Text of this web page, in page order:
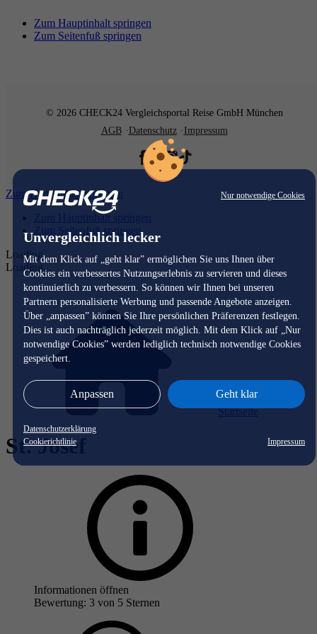
Nur notwendige Cookies
Unvergleichlich lecker
Mit dem Klick auf „geht klar” ermöglichen Sie uns Ihnen über
Cookies ein verbessertes Nutzungserlebnis zu servieren und dieses
kontinuierlich zu verbessern. So können wir Ihnen bei unseren
Partnern personalisierte Werbung und passende Angebote anzeigen.
Über „anpassen” können Sie Ihre persönlichen Präferenzen festlegen.
Dies ist auch nachträglich jederzeit möglich. Mit dem Klick auf „Nur
notwendige Cookies” werden lediglich technisch notwendige Cookies
gespeichert.
Anpassen Geht klar
Datenschutzerklärung
Cookierichtlinie
Impressum
Zum Hauptinhalt springen
Zum Seitenfuß springen
© 2026 CHECK24 Vergleichsportal Reise GmbH München
AGB
Datenschutz Impressum
Zum Hauptinhalt springen
Zum Hauptinhalt springen
Zum Seitenfuß springen
Loading...
Loading...
Startseite
St. Josef
Informationen öffnen
Bewertung: 3 von 5 Sternen